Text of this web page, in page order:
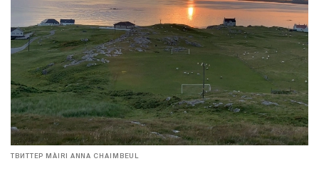
ТВИТТЕР MÀIRI ANNA CHAIMBEUL